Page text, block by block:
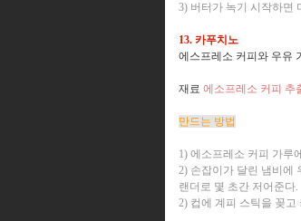
3) 버터가 녹기 시작하면
13. 카푸치노
에스프레소 커피와 우유
재료 에소프레소 커피 추
만드는 방법
1) 에소프레소 커피 가루
2) 손잡이가 달린 냄비에
랜더로 몇 초간 저어준다.
2) 컵에 계피 스틱을 꽂